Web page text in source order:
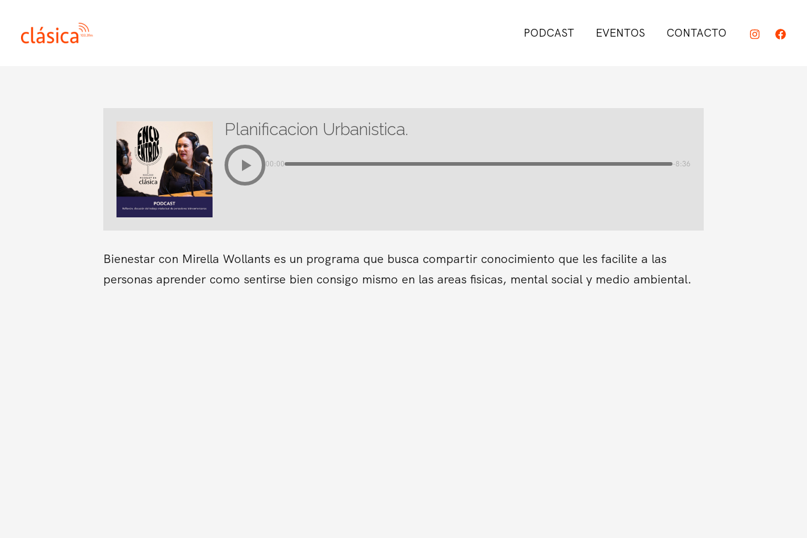
contenido
PODCAST EVENTOS CONTACTO
Planificacion Urbanistica.
00:00 -8:36
Bienestar con Mirella Wollants es un programa que busca compartir conocimiento que les facilite a las
personas aprender como sentirse bien consigo mismo en las areas fisicas, mental social y medio ambiental.